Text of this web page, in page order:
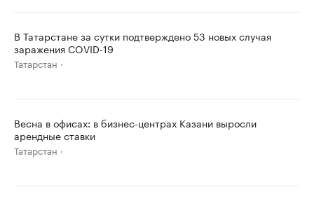
В Татарстане за сутки подтверждено 53 новых случая
заражения COVID-19
Татарстан
Весна в офисах: в бизнес-центрах Казани выросли
арендные ставки
Татарстан